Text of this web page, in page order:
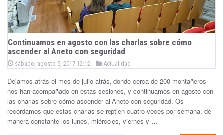
Continuamos en agosto con las charlas sobre cómo
ascender al Aneto con seguridad
P
o
t
e
d
o
sábado, agosto 5, 2017 12:12
P
s
t
e
d
i
Actualidad
Dejamos atrás el mes de julio atrás, donde cerca de 200 montañeros
nos han acompañado en estas sesiones, y continuamos en agosto con
las charlas sobre cómo ascender al Aneto con seguridad. Os
recordamos que estas charlas se reptien cuatro veces por semana, de
manera constante los lunes, miércoles, viernes y …